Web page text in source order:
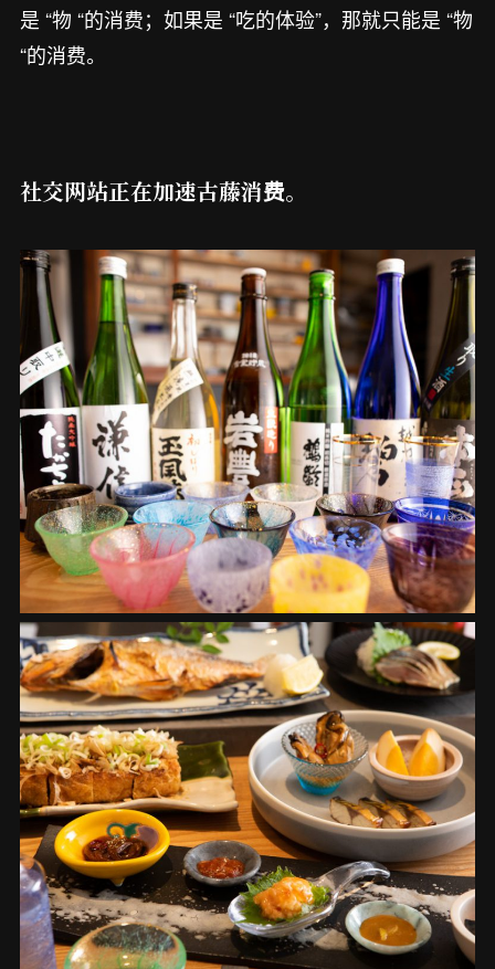
是 “物 “的消费；如果是 “吃的体验”，那就只能是 “物
“的消费。
社交网站正在加速古藤消费。